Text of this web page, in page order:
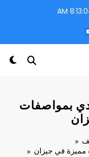
8:13:07
بمواصفات
مميزة في جيزان